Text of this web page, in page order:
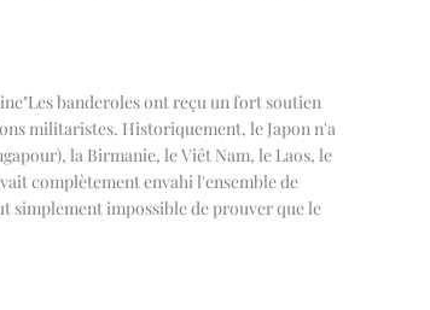
"Les banderoles ont reçu un fort soutien
militaristes. Historiquement, le Japon n'a
la Birmanie, le Viêt Nam, le Laos, le
complètement envahi l'ensemble de
simplement impossible de prouver que le